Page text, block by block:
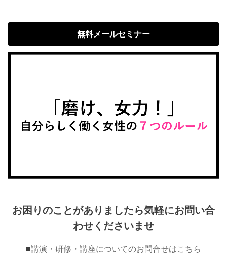
無料メールセミナー
お困りのことがありましたら気軽にお問い合
わせくださいませ
■講演・研修・講座についてのお問合せはこちら